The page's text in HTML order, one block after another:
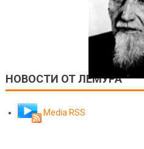
НОВОСТИ ОТ ЛЕМУРА
Media RSS